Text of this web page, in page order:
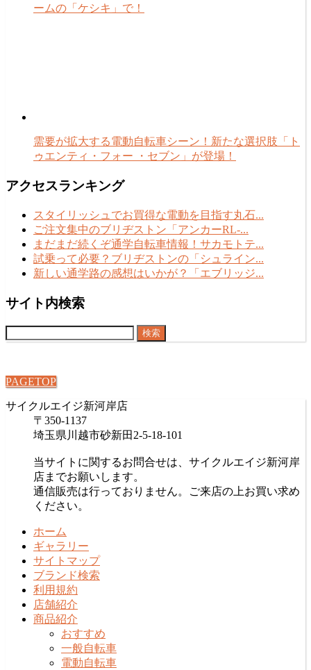
ームの「ケシキ」で！
需要が拡大する電動自転車シーン！新たな選択肢「ト
ゥエンティ・フォー ・セブン」が登場！
アクセスランキング
スタイリッシュでお買得な電動を目指す丸石...
ご注文集中のブリヂストン「アンカーRL-...
まだまだ続くぞ通学自転車情報！サカモトテ...
試乗って必要？ブリヂストンの「シュライン...
新しい通学路の感想はいかが？「エブリッジ...
サイト内検索
検
索:
PAGETOP
サイクルエイジ新河岸店
〒350-1137
埼玉県川越市砂新田2-5-18-101
当サイトに関するお問合せは、サイクルエイジ新河岸
店までお願いします。
通信販売は行っておりません。ご来店の上お買い求め
ください。
ホーム
ギャラリー
サイトマップ
ブランド検索
利用規約
店舗紹介
商品紹介
おすすめ
一般自転車
電動自転車